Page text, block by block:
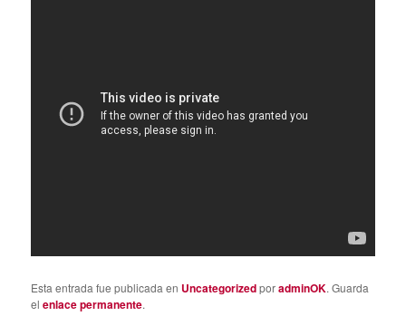
Esta entrada fue publicada en UncategorizedporadminOK. Guarda
elenlace permanente.